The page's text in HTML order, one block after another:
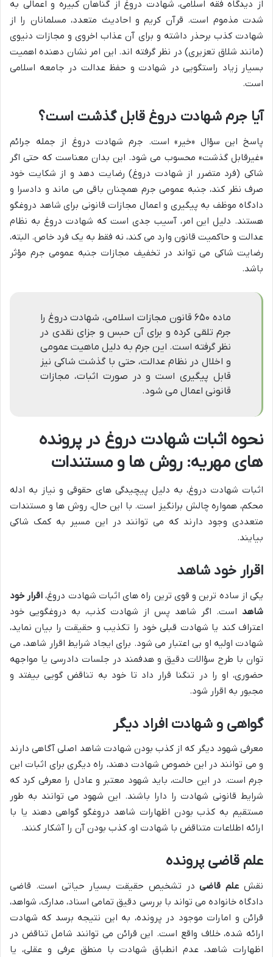
از دیدگاه فقه اسلامی، شهادت دروغ از گناهان کبیره و اعمالی به
شدت مذموم است. قرآن کریم و احادیث متعدد، مسلمانان را از
شهادت کذب برحذر داشته و برای آن عذاب اخروی و مجازات دنیوی
(مانند شلاق تعزیری) در نظر گرفته اند. این امر نشان دهنده اهمیت
بسیار زیاد راستگویی در شهادت و حفظ عدالت در جامعه اسلامی
است.
آیا جرم شهادت دروغ قابل گذشت است؟
پاسخ این سؤال «خیر» است. جرم شهادت دروغ از جمله جرائم
«غیرقابل گذشت» محسوب می شود. این بدان معناست که حتی اگر
شاکی (فرد متضرر از شهادت دروغ) رضایت دهد و از شکایت خود
صرف نظر کند، جنبه عمومی جرم همچنان باقی می ماند و دادسرا و
دادگاه موظف به پیگیری و اعمال مجازات قانونی برای شاهد دروغگو
هستند. دلیل این امر، آسیب جدی است که شهادت دروغ به نظام
عدالت و حاکمیت قانون وارد می کند، نه فقط به یک فرد خاص. البته،
رضایت شاکی می تواند در تخفیف مجازات جنبه عمومی جرم مؤثر
باشد.
ماده ۶۵۰ قانون مجازات اسلامی، شهادت دروغ را
جرم تلقی کرده و برای آن حبس و جزای نقدی در
نظر گرفته است. این جرم به دلیل ماهیت عمومی
و اخلال در نظام عدالت، حتی با گذشت شاکی نیز
قابل پیگیری است و در صورت اثبات، مجازات
قانونی اعمال می شود.
نحوه اثبات شهادت دروغ در پرونده
های مهریه: روش ها و مستندات
اثبات شهادت دروغ، به دلیل پیچیدگی های حقوقی و نیاز به ادله
محکم، همواره چالش برانگیز است. با این حال، روش ها و مستندات
متعددی وجود دارند که می توانند در این مسیر به کمک شاکی
بیایند.
اقرار خود شاهد
یکی از ساده ترین و قوی ترین راه های اثبات شهادت دروغ، اقرار خود
شاهد است. اگر شاهد پس از شهادت کذب، به دروغگویی خود
اعتراف کند یا شهادت قبلی خود را تکذیب و حقیقت را بیان نماید،
شهادت اولیه او بی اعتبار می شود. برای ایجاد شرایط اقرار شاهد، می
توان با طرح سؤالات دقیق و هدفمند در جلسات دادرسی یا مواجهه
حضوری، او را در تنگنا قرار داد تا خود به تناقض گویی بیفتد و
مجبور به اقرار شود.
گواهی و شهادت افراد دیگر
معرفی شهود دیگر که از کذب بودن شهادت شاهد اصلی آگاهی دارند
و می توانند در این خصوص شهادت دهند، راه دیگری برای اثبات این
جرم است. در این حالت، باید شهود معتبر و عادل را معرفی کرد که
شرایط قانونی شهادت را دارا باشند. این شهود می توانند به طور
مستقیم به کذب بودن اظهارات شاهد دروغگو گواهی دهند یا با
ارائه اطلاعات متناقض با شهادت او، کذب بودن آن را آشکار کنند.
علم قاضی پرونده
نقش علم قاضیدر تشخیص حقیقت بسیار حیاتی است. قاضی
دادگاه خانواده می تواند با بررسی دقیق تمامی اسناد، مدارک، شواهد،
قرائن و امارات موجود در پرونده، به این نتیجه برسد که شهادت
ارائه شده، خلاف واقع است. این قرائن می توانند شامل تناقض در
اظهارات شاهد، عدم انطباق شهادت با منطق عرفی و عقلی، یا